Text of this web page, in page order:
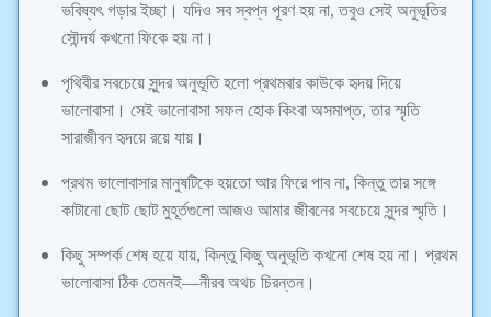
ভবিষ্যৎ গড়ার ইচ্ছা। যদিও সব স্বপ্ন পূরণ হয় না, তবুও সেই অনুভূতির
সৌন্দর্য কখনো ফিকে হয় না।
পৃথিবীর সবচেয়ে সুন্দর অনুভূতি হলো প্রথমবার কাউকে হৃদয় দিয়ে
ভালোবাসা। সেই ভালোবাসা সফল হোক কিংবা অসমাপ্ত, তার স্মৃতি
সারাজীবন হৃদয়ে রয়ে যায়।
প্রথম ভালোবাসার মানুষটিকে হয়তো আর ফিরে পাব না, কিন্তু তার সঙ্গে
কাটানো ছোট ছোট মুহূর্তগুলো আজও আমার জীবনের সবচেয়ে সুন্দর স্মৃতি।
কিছু সম্পর্ক শেষ হয়ে যায়, কিন্তু কিছু অনুভূতি কখনো শেষ হয় না। প্রথম
ভালোবাসা ঠিক তেমনই—নীরব অথচ চিরন্তন।